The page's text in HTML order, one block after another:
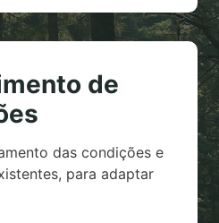
de
das condições e
para adaptar